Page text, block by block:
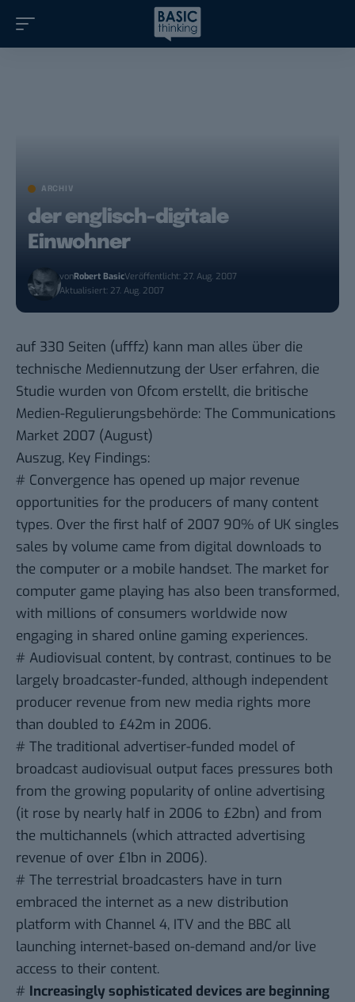
ARCHIV
der englisch-digitale
Einwohner
vonRobert BasicVeröffentlicht: 27. Aug. 2007
Aktualisiert: 27. Aug. 2007
auf 330 Seiten (ufffz) kann man alles über die
technische Mediennutzung der User erfahren, die
Studie wurden von Ofcom erstellt, die britische
Medien-Regulierungsbehörde: The Communications
Market 2007 (August)
Auszug, Key Findings:
# Convergence has opened up major revenue
opportunities for the producers of many content
types. Over the first half of 2007 90% of UK singles
sales by volume came from digital downloads to
the computer or a mobile handset. The market for
computer game playing has also been transformed,
with millions of consumers worldwide now
engaging in shared online gaming experiences.
# Audiovisual content, by contrast, continues to be
largely broadcaster-funded, although independent
producer revenue from new media rights more
than doubled to £42m in 2006.
# The traditional advertiser-funded model of
broadcast audiovisual output faces pressures both
from the growing popularity of online advertising
(it rose by nearly half in 2006 to £2bn) and from
the multichannels (which attracted advertising
revenue of over £1bn in 2006).
# The terrestrial broadcasters have in turn
embraced the internet as a new distribution
platform with Channel 4, ITV and the BBC all
launching internet-based on-demand and/or live
access to their content.
# Increasingly sophisticated devices are beginning